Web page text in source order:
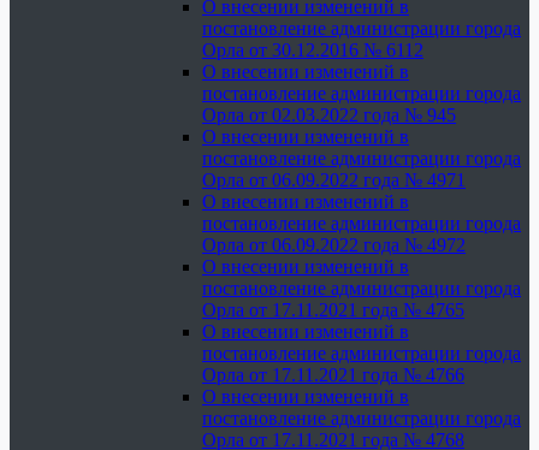
О внесении изменений в
постановление администрации города
Орла от 30.12.2016 № 6112
О внесении изменений в
постановление администрации города
Орла от 02.03.2022 года № 945
О внесении изменений в
постановление администрации города
Орла от 06.09.2022 года № 4971
О внесении изменений в
постановление администрации города
Орла от 06.09.2022 года № 4972
О внесении изменений в
постановление администрации города
Орла от 17.11.2021 года № 4765
О внесении изменений в
постановление администрации города
Орла от 17.11.2021 года № 4766
О внесении изменений в
постановление администрации города
Орла от 17.11.2021 года № 4768